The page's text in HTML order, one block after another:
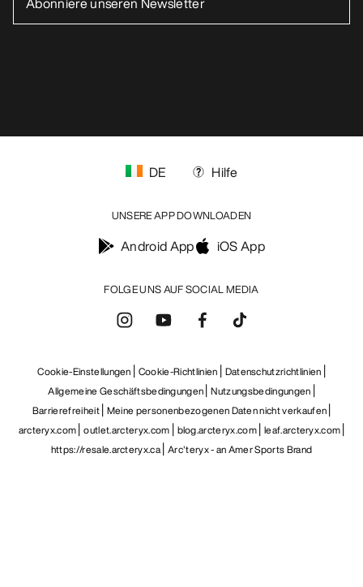
FOLGE UNS AUF SOCIAL MEDIA
DE Hilfe
UNSERE APP DOWNLOADEN
Android App iOS App
Cookie-Einstellungen Cookie-Richtlinien Datenschutzrichtlinien
Allgemeine Geschäftsbedingungen Nutzungsbedingungen
Barrierefreiheit Meine personenbezogenen Daten nicht verkaufen
arcteryx.com outlet.arcteryx.com blog.arcteryx.com leaf.arcteryx.com
https://resale.arcteryx.ca Arc'teryx - an Amer Sports Brand